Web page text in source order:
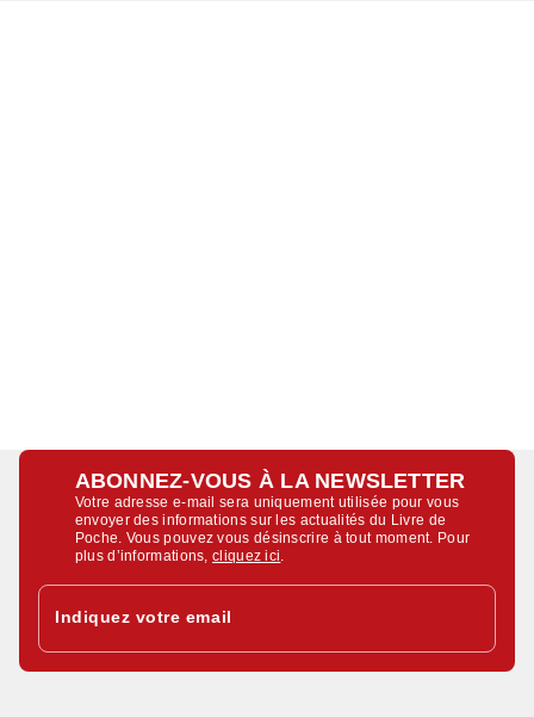
ABONNEZ-VOUS À LA NEWSLETTER
Votre adresse e-mail sera uniquement utilisée pour vous
envoyer des informations sur les actualités du Livre de
Poche. Vous pouvez vous désinscrire à tout moment. Pour
plus d’informations,cliquez ici
Indiquez votre email